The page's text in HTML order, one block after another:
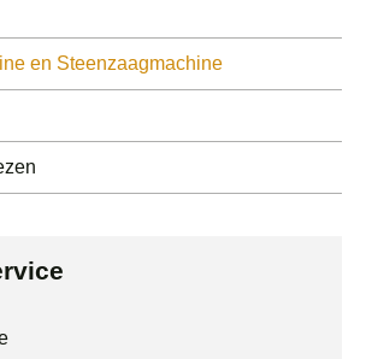
en Steenzaagmachine